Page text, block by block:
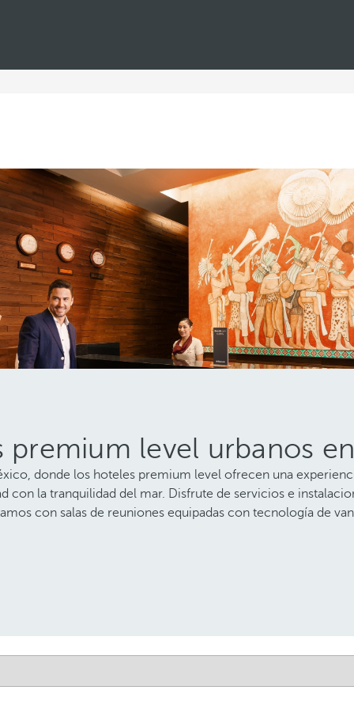
México premium level
premium level urbanos
donde los hoteles premium level ofrecen una
la tranquilidad del mar. Disfrute de servicios e
con salas de reuniones equipadas con tecnología de